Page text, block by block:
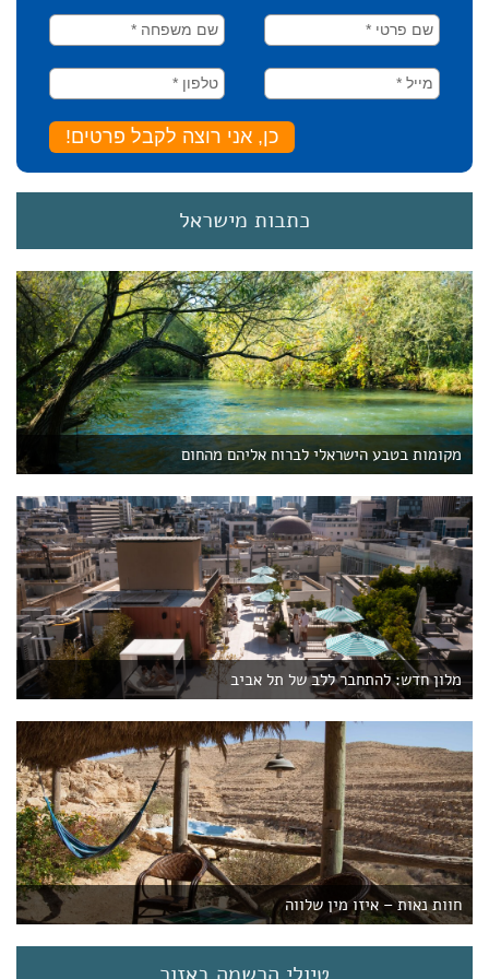
כתבות מישראל
מקומות בטבע הישראלי לברוח אליהם מהחום
מלון חדש: להתחבר ללב של תל אביב
חוות נאות – איזו מין שלווה